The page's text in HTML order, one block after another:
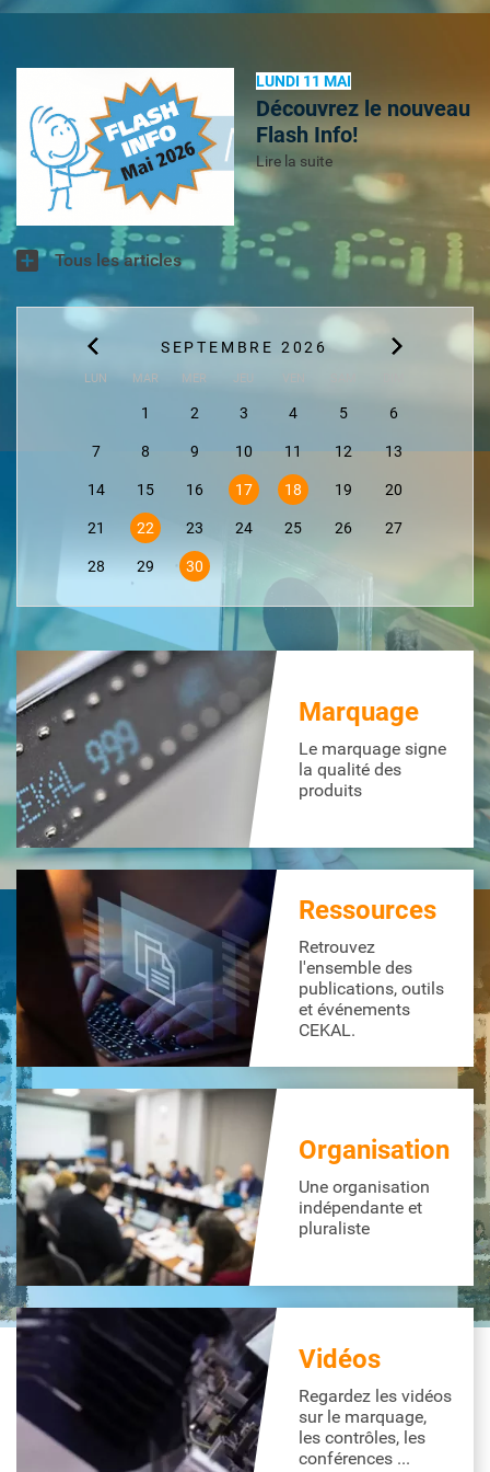
LUNDI 11 MAI
Découvrez le nouveau
Flash Info!
Lire la suite
Tous les articles
SEPTEMBRE 2026
LUN MAR MER JEU VEN
1 2 3 4 5 6
7 8 9 10 11 12 13
14 15 16 17 18 19 20
21 22 23 24 25 26 27
28 29 30
Marquage
Le marquage signe
la qualité des
produits
Ressources
Retrouvez
l'ensemble des
publications, outils
et événements
CEKAL.
Organisation
Une organisation
indépendante et
pluraliste
Vidéos
Regardez les vidéos
sur le marquage,
les contrôles, les
conférences ...